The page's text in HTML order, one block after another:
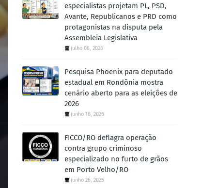
especialistas projetam PL, PSD,
Avante, Republicanos e PRD como
protagonistas na disputa pela
Assembleia Legislativa
julho 08, 2026
Pesquisa Phoenix para deputado
estadual em Rondônia mostra
cenário aberto para as eleições de
2026
junho 18, 2026
FICCO/RO deflagra operação
contra grupo criminoso
especializado no furto de grãos
em Porto Velho/RO
junho 26, 2025